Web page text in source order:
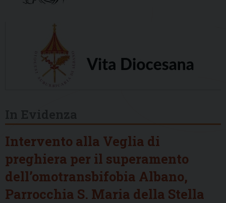
Intervento alla Veglia di
preghiera per il superamento
dell’omotransbifobia Albano,
Parrocchia S. Maria della Stella